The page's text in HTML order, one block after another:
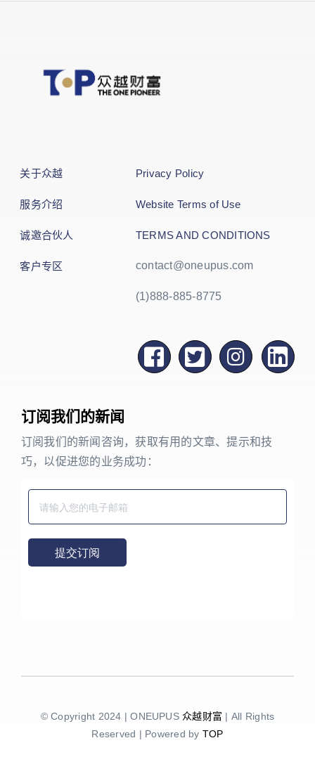
关于众越
服务介绍
诚邀合伙人
客户专区
Privacy Policy
Website Terms of Use
TERMS AND CONDITIONS
contact@oneupus.com
(1)888-885-8775
订阅我们的新闻
订阅我们的新闻咨询，获取有用的文章、提示和技
巧，以促进您的业务成功：
© Copyright 2024 | ONEUPUS众越财富 | All Rights
Reserved | Powered by TOP